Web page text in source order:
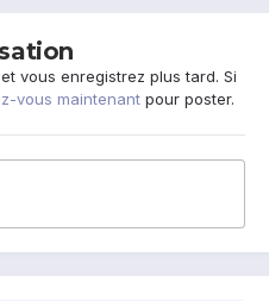
vous enregistrez plus tard. Si
vous maintenant pour poster.